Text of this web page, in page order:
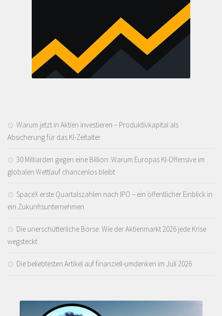
Warum jetzt in Aktien investieren – Produktivkapital als
Absicherung für das KI-Zeitalter
30 Milliarden gegen eine Billion: Warum Europas KI-Offensive im
globalen Wettlauf chancenlos bleibt
SpaceX erste Quartalszahlen nach IPO – ein öffentlicher Einblick in
ein Zukunftsunternehmen
Die unerschütterliche Börse: Wie der Aktienmarkt 2026 jede Krise
wegsteckt
Die beliebtesten Artikel auf finanziell-umdenken im Juli 2026